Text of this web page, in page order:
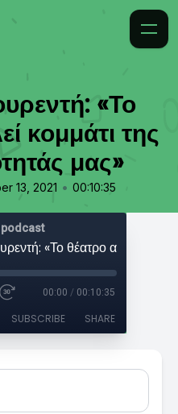
«Το
κομμάτι της
μας»
13, 2021 • 00:10:35
00:00 / 00:10:35
SUBSCRIBE SHARE